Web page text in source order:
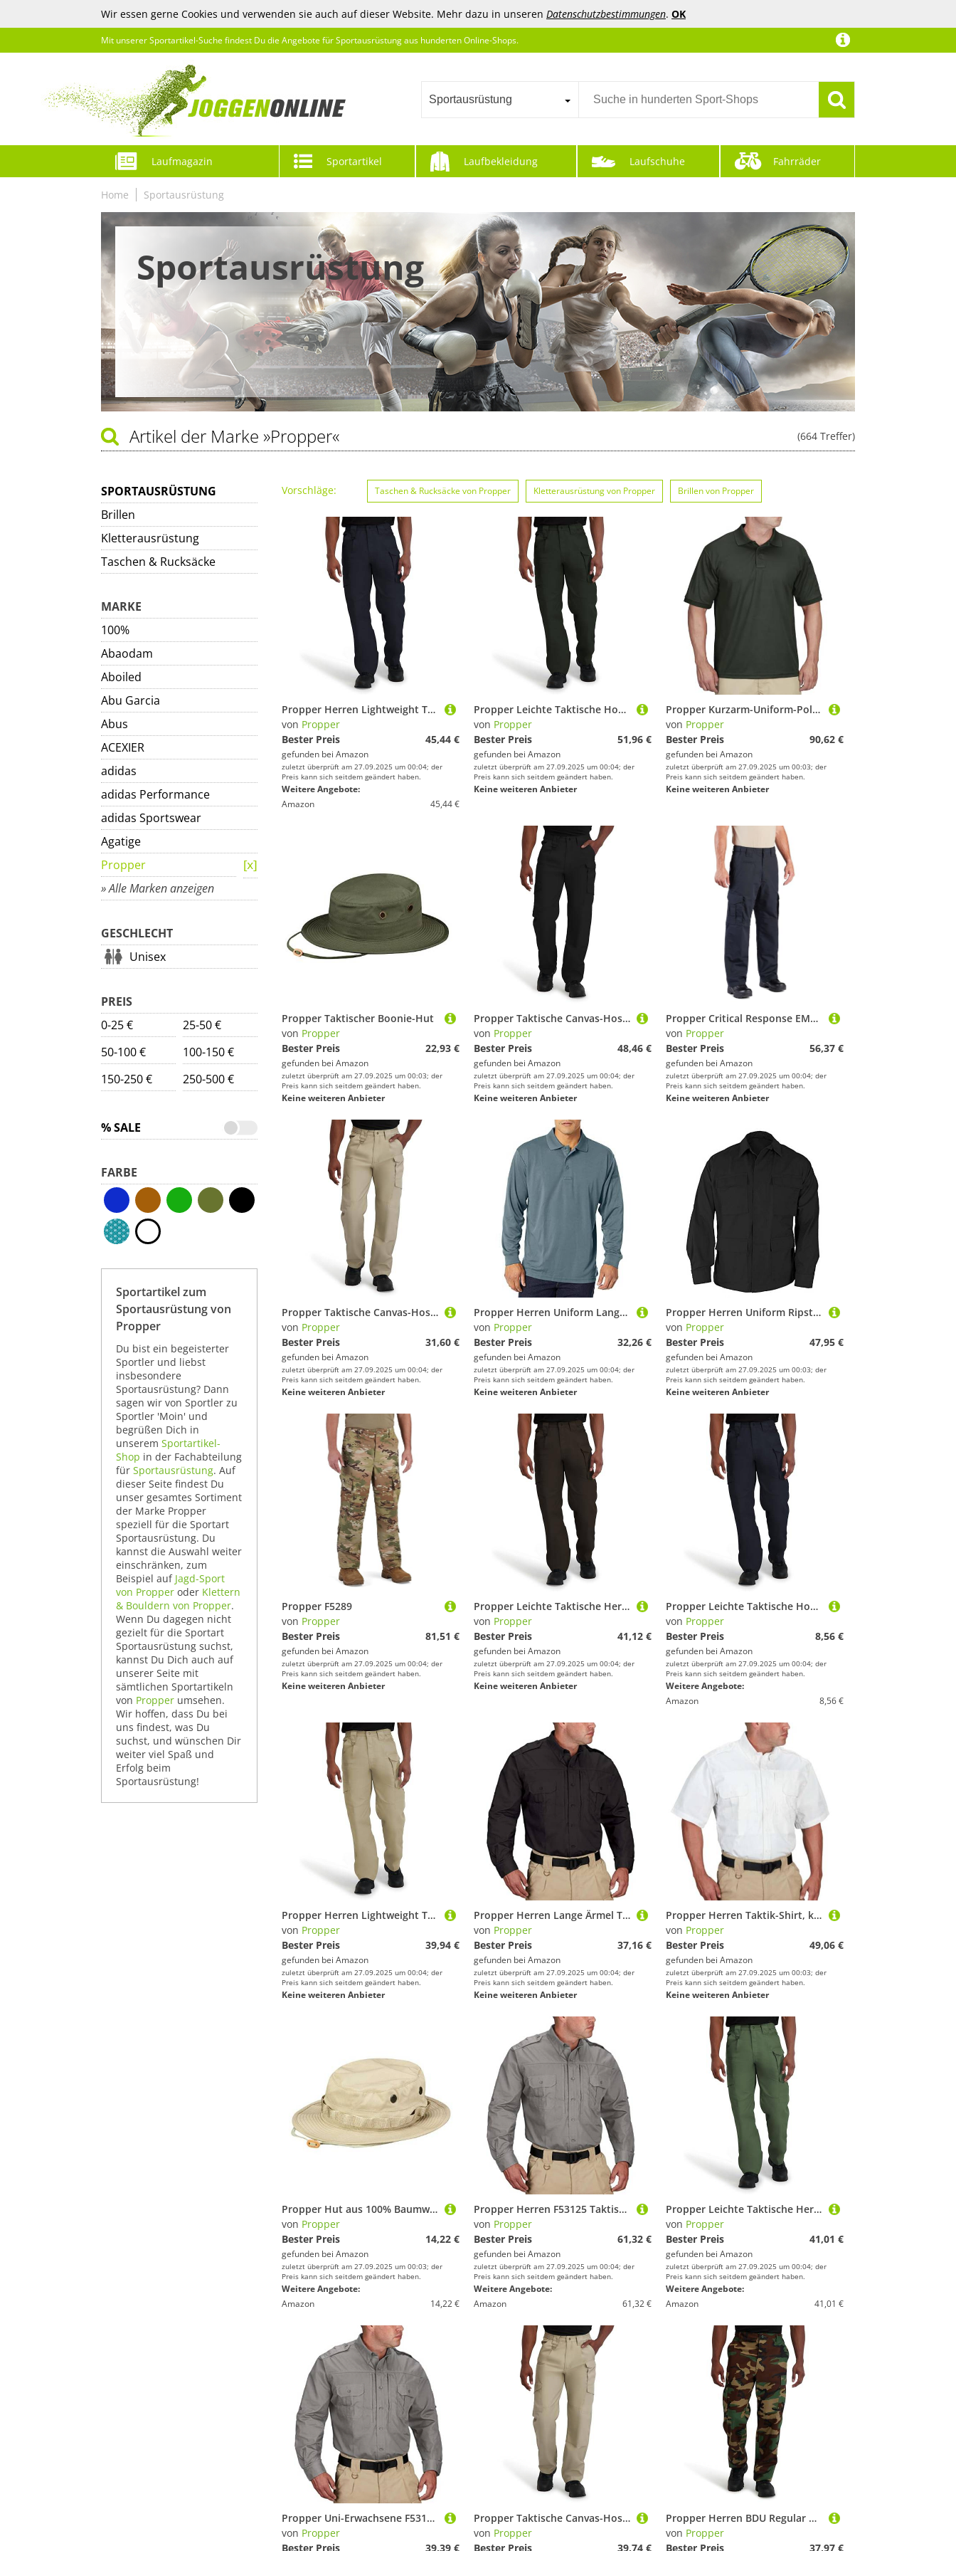
Wir essen gerne Cookies und verwenden sie auch auf dieser Website. Mehr dazu in unseren Datenschutzbestimmungen. OK
Mit unserer Sportartikel-Suche findest Du die Angebote für Sportausrüstung aus hunderten Online-Shops.
Sportausrüstung
Laufmagazin Sportartikel Laufbekleidung Laufschuhe Fahrräder
Home Sportausrüstung
Sportausrüstung
(664 Treffer)
Artikel der Marke »Propper«
SPORTAUSRÜSTUNG
Brillen
Kletterausrüstung
Taschen & Rucksäcke
MARKE
100%
Abaodam
Aboiled
Abu Garcia
Abus
ACEXIER
adidas
adidas Performance
adidas Sportswear
Agatige
Propper
» Alle Marken anzeigen
GESCHLECHT
Unisex
PREIS
0-25 €
25-50 €
50-100 €
100-150 €
150-250 €
250-500 €
% SALE
FARBE
Sportartikel zum
Sportausrüstung von
Propper
Du bist ein begeisterter
Sportler und liebst
insbesondere
Sportausrüstung? Dann
sagen wir von Sportler zu
Sportler 'Moin' und
begrüßen Dich in
unserem Sportartikel-
Shop in der Fachabteilung
für Sportausrüstung. Auf
dieser Seite findest Du
unser gesamtes Sortiment
der Marke Propper
speziell für die Sportart
Sportausrüstung. Du
kannst die Auswahl weiter
einschränken, zum
Beispiel auf Jagd-Sport
von Propper oder Klettern
& Bouldern von Propper.
Wenn Du dagegen nicht
gezielt für die Sportart
Sportausrüstung suchst,
kannst Du Dich auch auf
unserer Seite mit
sämtlichen Sportartikeln
von Propper umsehen.
Wir hoffen, dass Du bei
uns findest, was Du
suchst, und wünschen Dir
weiter viel Spaß und
Erfolg beim
Sportausrüstung!
Vorschläge: Taschen & Rucksäcke von Propper Kletterausrüstung von Propper Brillen von Propper
Propper Herren Lightweight Taktische Hose, LAPD Marineblau, Größe 44 x 34
von Propper
Bester Preis
45,44 €
gefunden bei Amazon
zuletzt überprüft am 27.09.2025 um 00:04; der
Preis kann sich seitdem geändert haben.
Weitere Angebote:
Amazon
45,44 €
Propper Leichte Taktische Hose für Herren
von Propper
Bester Preis
51,96 €
gefunden bei Amazon
zuletzt überprüft am 27.09.2025 um 00:04; der
Preis kann sich seitdem geändert haben.
Keine weiteren Anbieter
Propper Kurzarm-Uniform-Poloshirt für Herren, Dunkelgrün, Größe 3XL
von Propper
Bester Preis
90,62 €
gefunden bei Amazon
zuletzt überprüft am 27.09.2025 um 00:03; der
Preis kann sich seitdem geändert haben.
Keine weiteren Anbieter
Propper Taktischer Boonie-Hut
von Propper
Bester Preis
22,93 €
gefunden bei Amazon
zuletzt überprüft am 27.09.2025 um 00:03; der
Preis kann sich seitdem geändert haben.
Keine weiteren Anbieter
Propper Taktische Canvas-Hose für Herren, Schwarz, 30W / 36L
von Propper
Bester Preis
48,46 €
gefunden bei Amazon
zuletzt überprüft am 27.09.2025 um 00:04; der
Preis kann sich seitdem geändert haben.
Keine weiteren Anbieter
Propper Critical Response EMS Herren-Hose, 65/35 Ripstop, LAPD Navy, B: 142 cm x L: 94 cm
von Propper
Bester Preis
56,37 €
gefunden bei Amazon
zuletzt überprüft am 27.09.2025 um 00:04; der
Preis kann sich seitdem geändert haben.
Keine weiteren Anbieter
Propper Taktische Canvas-Hose für Herren, Khaki, 30W / 36L
von Propper
Bester Preis
31,60 €
gefunden bei Amazon
zuletzt überprüft am 27.09.2025 um 00:04; der
Preis kann sich seitdem geändert haben.
Keine weiteren Anbieter
Propper Herren Uniform Langarm Poloshirt, Grau, Größe L
von Propper
Bester Preis
32,26 €
gefunden bei Amazon
zuletzt überprüft am 27.09.2025 um 00:04; der
Preis kann sich seitdem geändert haben.
Keine weiteren Anbieter
Propper Herren Uniform Ripstop BDU Mantel, Schwarz, 60% Baumwolle, 40% Polyester, XL Tall
von Propper
Bester Preis
47,95 €
gefunden bei Amazon
zuletzt überprüft am 27.09.2025 um 00:03; der
Preis kann sich seitdem geändert haben.
Keine weiteren Anbieter
Propper F5289
von Propper
Bester Preis
81,51 €
gefunden bei Amazon
zuletzt überprüft am 27.09.2025 um 00:04; der
Preis kann sich seitdem geändert haben.
Keine weiteren Anbieter
Propper Leichte Taktische Herrenhose, 38 W x 36 L, Sheriff Brown
von Propper
Bester Preis
41,12 €
gefunden bei Amazon
zuletzt überprüft am 27.09.2025 um 00:04; der
Preis kann sich seitdem geändert haben.
Keine weiteren Anbieter
Propper Leichte Taktische Hose für Herren, 28W x 37L, LAPD Navy
von Propper
Bester Preis
8,56 €
gefunden bei Amazon
zuletzt überprüft am 27.09.2025 um 00:04; der
Preis kann sich seitdem geändert haben.
Weitere Angebote:
Amazon
8,56 €
Propper Herren Lightweight Taktische Hose, Khaki, Größe 46 x 37,5
von Propper
Bester Preis
39,94 €
gefunden bei Amazon
zuletzt überprüft am 27.09.2025 um 00:04; der
Preis kann sich seitdem geändert haben.
Keine weiteren Anbieter
Propper Herren Lange Ärmel Taktisches Hemd, Schwarz, 2X-Large
von Propper
Bester Preis
37,16 €
gefunden bei Amazon
zuletzt überprüft am 27.09.2025 um 00:04; der
Preis kann sich seitdem geändert haben.
Keine weiteren Anbieter
Propper Herren Taktik-Shirt, kurzärmlig, Popeline, Herren, Tactical Shirt - Short Sleeve - Poplin, weiß, Large
von Propper
Bester Preis
49,06 €
gefunden bei Amazon
zuletzt überprüft am 27.09.2025 um 00:03; der
Preis kann sich seitdem geändert haben.
Keine weiteren Anbieter
Propper Hut aus 100% Baumwolle - Khaki, Größe 7,75
von Propper
Bester Preis
14,22 €
gefunden bei Amazon
zuletzt überprüft am 27.09.2025 um 00:03; der
Preis kann sich seitdem geändert haben.
Weitere Angebote:
Amazon
14,22 €
Propper Herren F53125 Taktisches Hemd Langarm, GRAU, Small Hoch
von Propper
Bester Preis
61,32 €
gefunden bei Amazon
zuletzt überprüft am 27.09.2025 um 00:04; der
Preis kann sich seitdem geändert haben.
Weitere Angebote:
Amazon
61,32 €
Propper Leichte Taktische Herrenhose, 34 W x 30 L, Olivgrün
von Propper
Bester Preis
41,01 €
gefunden bei Amazon
zuletzt überprüft am 27.09.2025 um 00:04; der
Preis kann sich seitdem geändert haben.
Weitere Angebote:
Amazon
41,01 €
Propper Uni-Erwachsene F53125 Taktisches Langarmhemd für Herren, GRAU, Mittel
von Propper
Bester Preis
39,39 €
Propper Taktische Canvas-Hose für Herren, Khaki, 44W / 36L
von Propper
Bester Preis
39,74 €
Propper Herren BDU Regular Hose, Wälder, 2X-Large
von Propper
Bester Preis
37,97 €